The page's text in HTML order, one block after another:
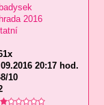
badysek
2016
20:17 hod.
10